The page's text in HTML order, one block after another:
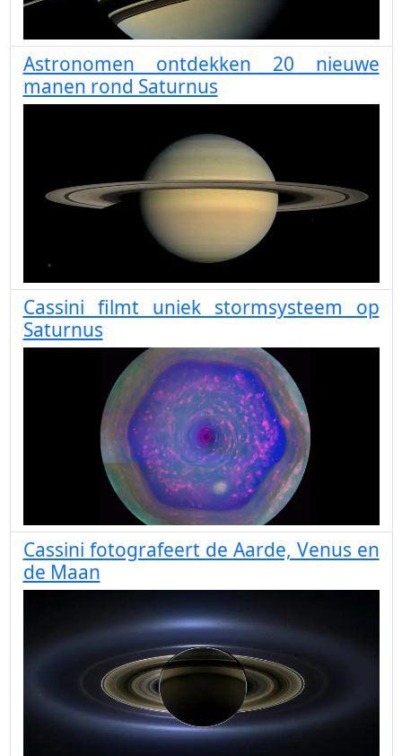
Astronomen ontdekken 20 nieuwe
manen rond Saturnus
Cassini filmt uniek stormsysteem op
Saturnus
Cassini fotografeert de Aarde, Venus en
de Maan